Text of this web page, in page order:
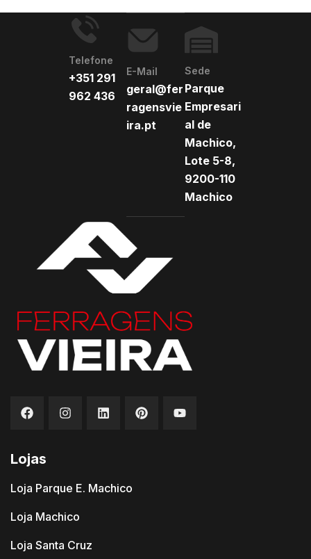
Telefone
+351 291
962 436
E-Mail
geral@fer
ragensvie
ira.pt
Sede
Parque
Empresari
al de
Machico,
Lote 5-8,
9200-110
Machico
Lojas
Loja Parque E. Machico
Loja Machico
Loja Santa Cruz